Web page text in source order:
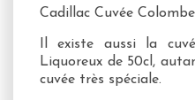
Cadillac Cuvée
Il existe aussi la
Liquoreux de 50cl,
cuvée très spéciale.